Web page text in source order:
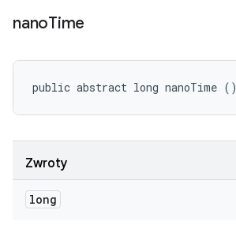
nanoTime
public abstract long nanoTime ()
Zwroty
long